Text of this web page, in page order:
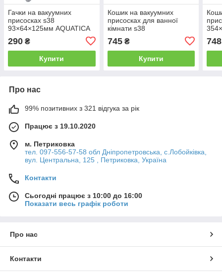
Гачки на вакуумних
присосках s38
93×64×125мм AQUATICA
290 ₴
Купити
Кошик на вакуумних
присосках для ванної
кімнати s38
244×145×83мм AQUATICA
(9783829)
745₴
Купити
748
Про нас
99% позитивних з 321 відгука за рік
Працює з 19.10.2020
м. Петриковка
тел. 097-556-57-58 обл Дніпропетровська, с.Лобойківка,
вул. Центральна, 125 , Петриковка, Україна
Контакти
Сьогодні працює з 10:00 до 16:00
Показати весь графік роботи
Про нас
Контакти